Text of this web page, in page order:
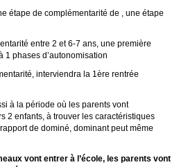
étape de complémentarité de , une étape
entre 2 et 6-7 ans, une première
1 phases d’autonomisation
interviendra la 1ère rentrée
à la période où les parents vont
2 enfants, à trouver les caractéristiques
de dominé, dominant peut même
vont entrer à l’école, les parents vont